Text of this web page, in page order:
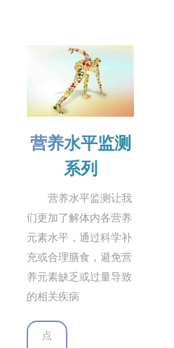
营养水平监测
系列
营养水平监测让我
们更加了解体内各营养
元素水平，通过科学补
充或合理膳食，避免营
养元素缺乏或过量导致
的相关疾病
点